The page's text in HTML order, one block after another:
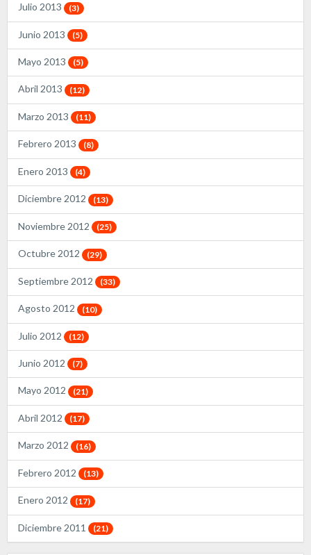
Julio 2013 (3)
Junio 2013 (5)
Mayo 2013 (5)
Abril 2013 (12)
Marzo 2013 (11)
Febrero 2013 (8)
Enero 2013 (4)
Diciembre 2012 (13)
Noviembre 2012 (25)
Octubre 2012 (29)
Septiembre 2012 (33)
Agosto 2012 (10)
Julio 2012 (12)
Junio 2012 (7)
Mayo 2012 (21)
Abril 2012 (17)
Marzo 2012 (16)
Febrero 2012 (13)
Enero 2012 (17)
Diciembre 2011 (21)